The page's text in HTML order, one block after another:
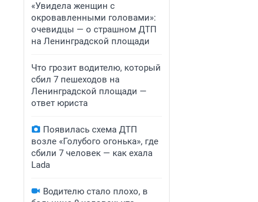
«Увидела женщин с
окровавленными головами»:
очевидцы — о страшном ДТП
на Ленинградской площади
Что грозит водителю, который
сбил 7 пешеходов на
Ленинградской площади —
ответ юриста
Появилась схема ДТП
возле «Голубого огонька», где
сбили 7 человек — как ехала
Lada
Водителю стало плохо, в